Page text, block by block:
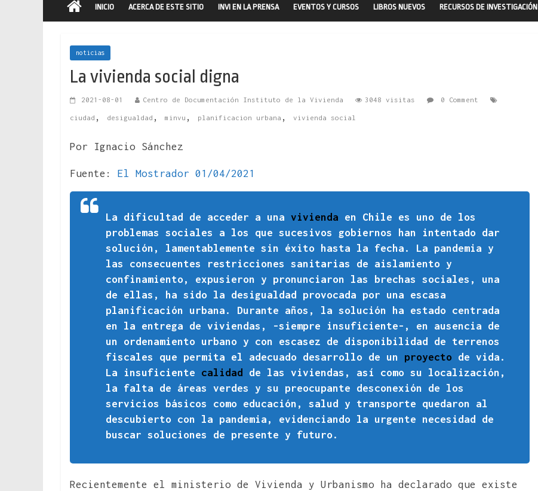
INICIO ACERCA DE ESTE SITIO INVI EN LA PRENSA EVENTOS Y CURSOS LIBROS NUEVOS RECURSOS DE INVESTIGACIÓN
noticias
La vivienda social digna
2021-08-01 Centro de Documentación Instituto de la Vivienda 3048 visitas 0 Comment
ciudad , desigualdad , minvu , planificacion urbana , vivienda social
Por Ignacio Sánchez
Fuente: El Mostrador 01/04/2021
La dificultad de acceder a una vivienda en Chile es uno de los
problemas sociales a los que sucesivos gobiernos han intentado dar
solución, lamentablemente sin éxito hasta la fecha. La pandemia y
las consecuentes restricciones sanitarias de aislamiento y
confinamiento, expusieron y pronunciaron las brechas sociales, una
de ellas, ha sido la desigualdad provocada por una escasa
planificación urbana. Durante años, la solución ha estado centrada
en la entrega de viviendas, -siempre insuficiente-, en ausencia de
un ordenamiento urbano y con escasez de disponibilidad de terrenos
fiscales que permita el adecuado desarrollo de un proyecto de vida.
La insuficiente calidad de las viviendas, así como su localización,
la falta de áreas verdes y su preocupante desconexión de los
servicios básicos como educación, salud y transporte quedaron al
descubierto con la pandemia, evidenciando la urgente necesidad de
buscar soluciones de presente y futuro.
Recientemente el ministerio de Vivienda y Urbanismo ha declarado que existe